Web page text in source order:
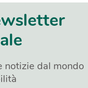
notizie dal mondo